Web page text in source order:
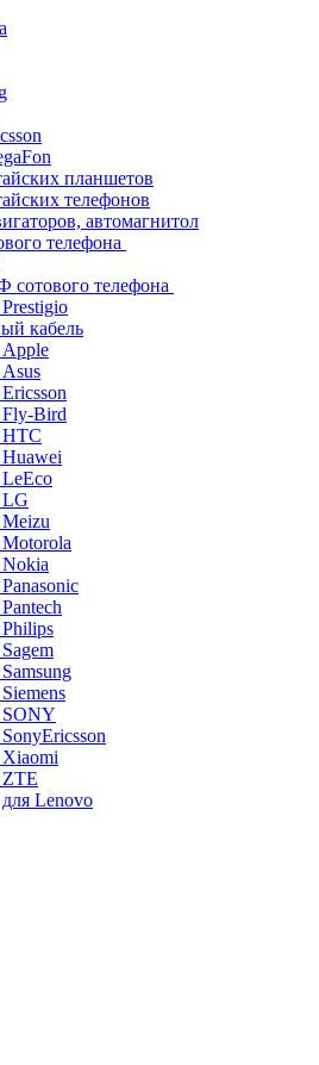
планшетов
телефонов
автомагнитол
телефона
телефона
кабель
Bird
Lenovo